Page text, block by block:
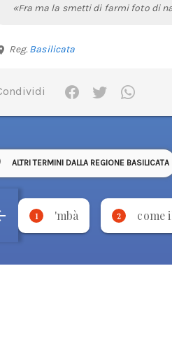
«Fra ma la smetti di farmi foto di
Reg. Basilicata
ALTRI TERMINI DALLA REGIONE BASILICATA
1 'mbà 2 come